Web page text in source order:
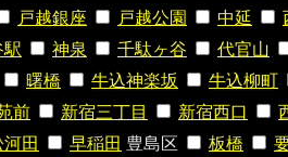
戸越銀座 戸越公園 中延
駅 神泉 千駄ヶ谷 代官山
曙橋 牛込神楽坂 牛込柳町
前 新宿三丁目 新宿西口
田 早稲田 豊島区 板橋